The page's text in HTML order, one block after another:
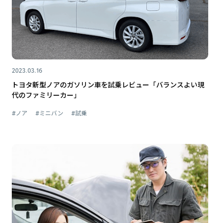
2023.03.16
トヨタ新型ノアのガソリン車を試乗レビュー「バランスよい現
代のファミリーカー」
#ノア #ミニバン #試乗